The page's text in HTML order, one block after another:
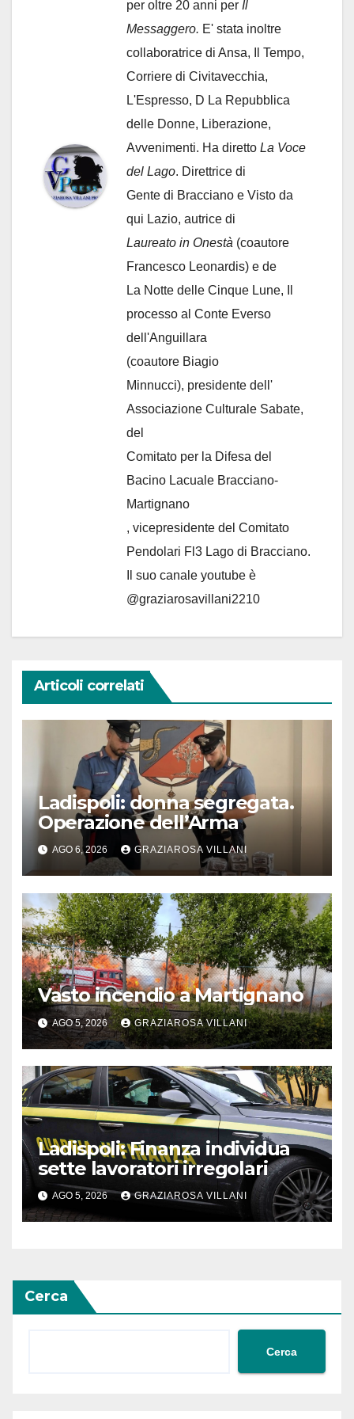
per oltre 20 anni per Il
Messaggero. E' stata inoltre
collaboratrice di Ansa, Il Tempo,
Corriere di Civitavecchia,
L'Espresso, D La Repubblica
delle Donne, Liberazione,
Avvenimenti. Ha diretto La Voce
del Lago. Direttrice di
Gente di Bracciano e Visto da
qui Lazio, autrice di
Laureato in Onestà (coautore
Francesco Leonardis) e de
La Notte delle Cinque Lune, Il
processo al Conte Everso
dell'Anguillara
(coautore Biagio
Minnucci), presidente dell'
Associazione Culturale Sabate,
del
Comitato per la Difesa del
Bacino Lacuale Bracciano-
Martignano
, vicepresidente del Comitato
Pendolari Fl3 Lago di Bracciano.
Il suo canale youtube è
@graziarosavillani2210
Articoli correlati
Ladispoli: donna segregata.
Operazione dell’Arma
AGO 6, 2026 GRAZIAROSA VILLANI
Vasto incendio a Martignano
AGO 5, 2026 GRAZIAROSA VILLANI
Ladispoli: Finanza individua
sette lavoratori irregolari
AGO 5, 2026 GRAZIAROSA VILLANI
Cerca
Cerca